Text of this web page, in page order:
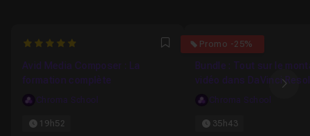
5 Favori
Avid Media Composer : La
formation complète
Chroma School
19h52
Promo -25%
0
Bundle : Tout sur le
vidéo dans DaVinci
Chroma School
35h43